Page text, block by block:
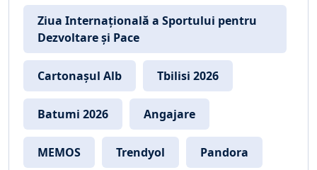
Ziua Internațională a Sportului pentru
Dezvoltare și Pace
Cartonașul Alb Tbilisi 2026
Batumi 2026 Angajare
MEMOS Trendyol Pandora